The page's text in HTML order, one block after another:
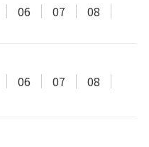
06 07
08
06 07
08